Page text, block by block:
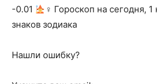
-0.01
‍♀ Гороскоп на сегодня, 1
знаков зодиака
Нашли ошибку?